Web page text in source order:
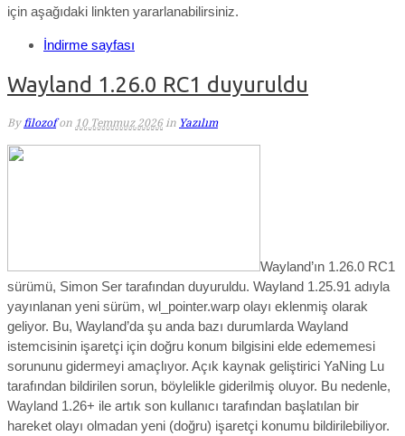
için aşağıdaki linkten yararlanabilirsiniz.
İndirme sayfası
Wayland 1.26.0 RC1 duyuruldu
By filozof on 10 Temmuz 2026 in Yazılım
Wayland’ın 1.26.0 RC1
sürümü, Simon Ser tarafından duyuruldu. Wayland 1.25.91 adıyla
yayınlanan yeni sürüm, wl_pointer.warp olayı eklenmiş olarak
geliyor. Bu, Wayland’da şu anda bazı durumlarda Wayland
istemcisinin işaretçi için doğru konum bilgisini elde edememesi
sorununu gidermeyi amaçlıyor. Açık kaynak geliştirici YaNing Lu
tarafından bildirilen sorun, böylelikle giderilmiş oluyor. Bu nedenle,
Wayland 1.26+ ile artık son kullanıcı tarafından başlatılan bir
hareket olayı olmadan yeni (doğru) işaretçi konumu bildirilebiliyor.